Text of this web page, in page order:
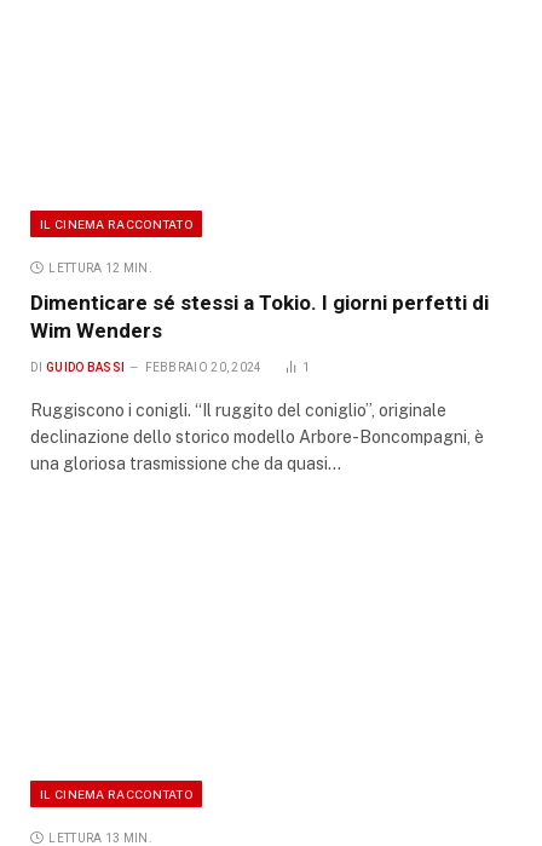
IL CINEMA RACCONTATO
LETTURA 12 MIN.
Dimenticare sé stessi a Tokio. I giorni perfetti di
Wim Wenders
DI GUIDO BASSI FEBBRAIO 20, 2024 1
Ruggiscono i conigli. “Il ruggito del coniglio”, originale
declinazione dello storico modello Arbore-Boncompagni, è
una gloriosa trasmissione che da quasi…
IL CINEMA RACCONTATO
LETTURA 13 MIN.